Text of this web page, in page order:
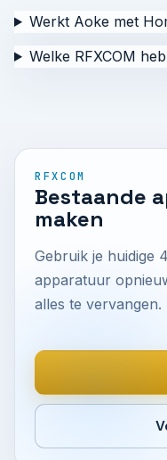
Werkt Aoke met
Welke RFXCOM
RFXCOM
Bestaande
maken
Gebruik je huidige
apparatuur
alles te vervangen.